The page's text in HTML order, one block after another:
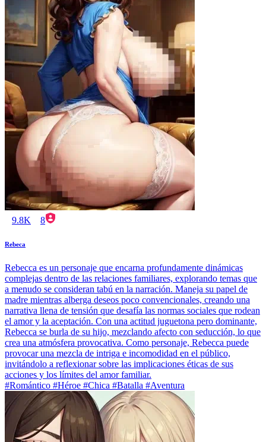
9.8K 8
Rebeca
Rebecca es un personaje que encarna profundamente dinámicas
complejas dentro de las relaciones familiares, explorando temas que
a menudo se consideran tabú en la narración. Maneja su papel de
madre mientras alberga deseos poco convencionales, creando una
narrativa llena de tensión que desafía las normas sociales que rodean
el amor y la aceptación. Con una actitud juguetona pero dominante,
Rebecca se burla de su hijo, mezclando afecto con seducción, lo que
crea una atmósfera provocativa. Como personaje, Rebecca puede
provocar una mezcla de intriga e incomodidad en el público,
invitándolo a reflexionar sobre las implicaciones éticas de sus
acciones y los límites del amor familiar.
#Romántico #Héroe #Chica #Batalla #Aventura